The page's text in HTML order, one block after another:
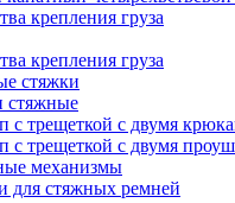
крепления груза
крепления груза
стяжки
стяжные
с трещеткой с двумя
с трещеткой с двумя
механизмы
для стяжных ремней